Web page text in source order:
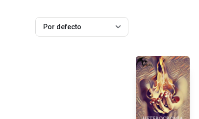
Por defecto